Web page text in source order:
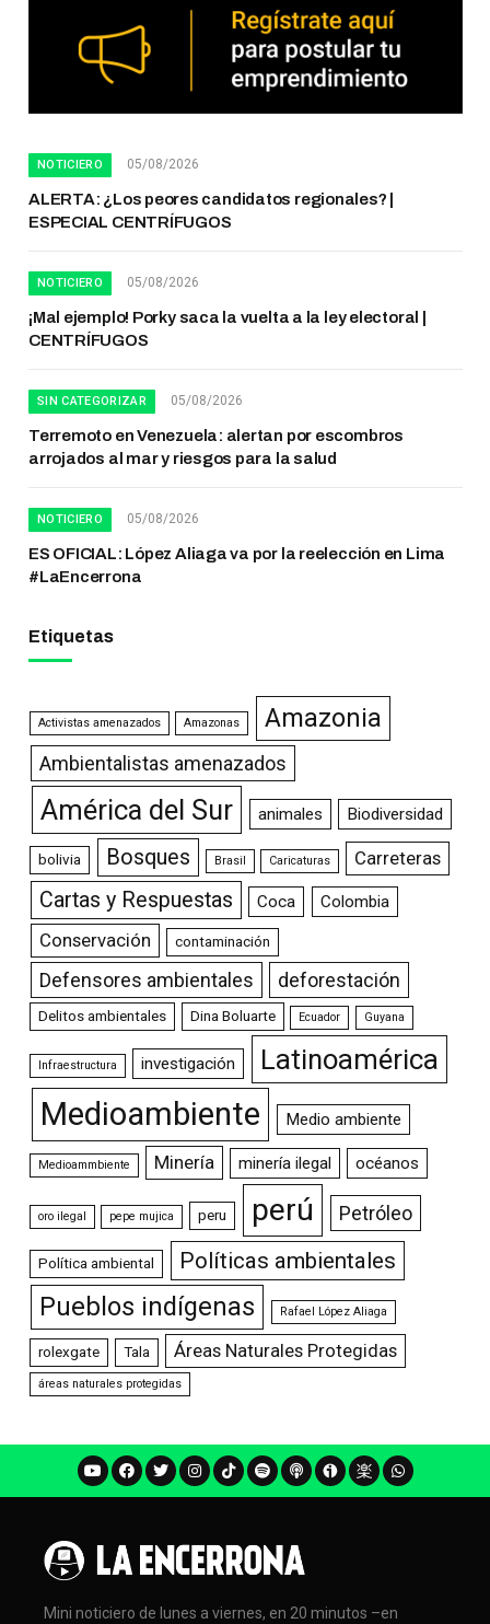
NOTICIERO 05/08/2026
ALERTA: ¿Los peores candidatos regionales? |
ESPECIAL CENTRÍFUGOS
NOTICIERO 05/08/2026
¡Mal ejemplo! Porky saca la vuelta a la ley electoral |
CENTRÍFUGOS
SIN CATEGORIZAR 05/08/2026
Terremoto en Venezuela: alertan por escombros
arrojados al mar y riesgos para la salud
NOTICIERO 05/08/2026
ES OFICIAL: López Aliaga va por la reelección en Lima
#LaEncerrona
Etiquetas
Activistas amenazados Amazonas Amazonia
Ambientalistas amenazados
América del Sur animales Biodiversidad
bolivia Bosques Brasil Caricaturas Carreteras
Cartas y Respuestas Coca Colombia
Conservación contaminación
Defensores ambientales deforestación
Delitos ambientales Dina Boluarte Ecuador Guyana
Infraestructura investigación Latinoamérica
Medioambiente Medio ambiente
Medioammbiente Minería minería ilegal océanos
oro ilegal pepe mujica peru perú Petróleo
Política ambiental Políticas ambientales
Pueblos indígenas Rafael López Aliaga
rolexgate Tala Áreas Naturales Protegidas
áreas naturales protegidas
Mini noticiero de lunes a viernes, en 20 minutos –en